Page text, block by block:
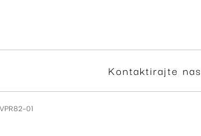
Kontaktirajte nas
01